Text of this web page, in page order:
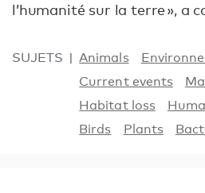
l’humanité sur la terre », a
SUJETS Animals
Current events
Habitat loss
Birds
Plants